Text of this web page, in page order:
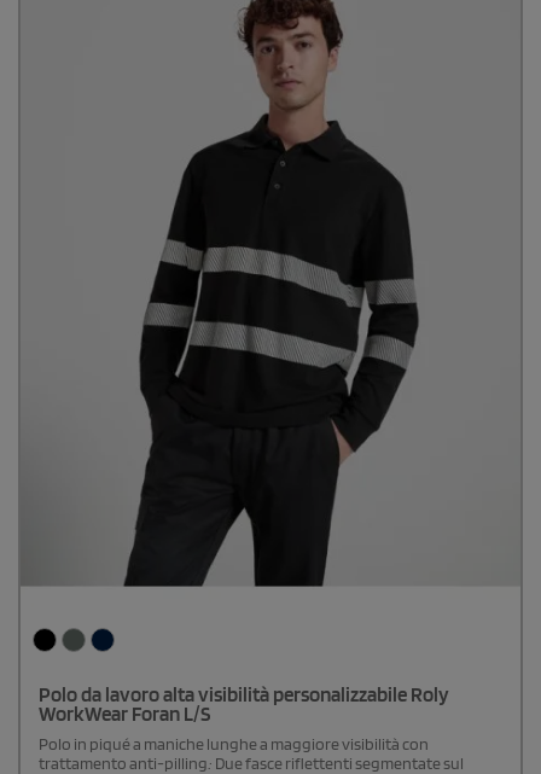
Polo da lavoro alta visibilità personalizzabile Roly
WorkWear Foran L/S
Polo in piqué a maniche lunghe a maggiore visibilità con
trattamento anti-pilling.· Due fasce riflettenti segmentate sul